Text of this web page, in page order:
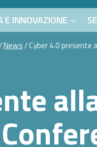
E INNOVAZIONE
News/Cyber 4.0 presente